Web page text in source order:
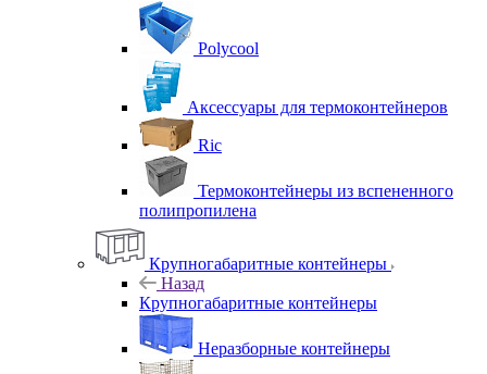
Polycool
Аксессуары для термоконтейнеров
Ric
Термоконтейнеры из вспененного
полипропилена
Крупногабаритные контейнеры
Назад
Крупногабаритные контейнеры
Неразборные контейнеры